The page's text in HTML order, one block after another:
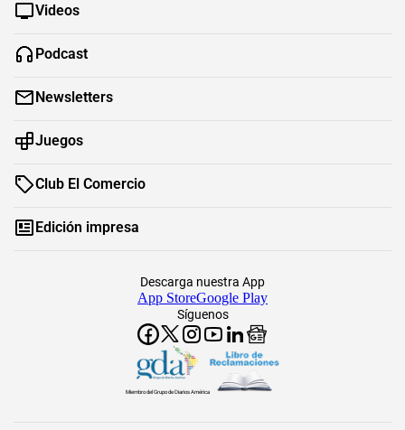
Videos
Podcast
Newsletters
Juegos
Club El Comercio
Edición impresa
Síguenos
Descarga nuestra App
App StoreGoogle Play
Miembro del Grupo de Diarios América